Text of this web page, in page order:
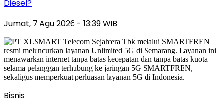
Diesel?
Jumat, 7 Agu 2026 - 13:39 WIB
Bisnis